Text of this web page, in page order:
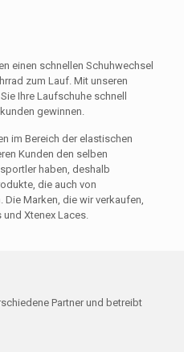
einen schnellen Schuhwechsel
zum Lauf. Mit unseren
Ihre Laufschuhe schnell
gewinnen.
im Bereich der elastischen
Kunden den selben
haben, deshalb
die auch von
Marken, die wir verkaufen,
Xtenex Laces.
Partner und betreibt